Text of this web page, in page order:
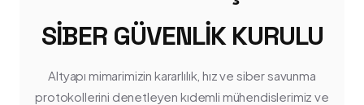
SIBER GÜVENLIK KURULU
Altyapı mimarimizin kararlılık, hız ve siber savunma
protokollerini denetleyen kıdemli mühendislerimiz ve